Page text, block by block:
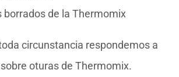
borrados de la Thermomix
circunstancia respondemos a
oturas de Thermomix.